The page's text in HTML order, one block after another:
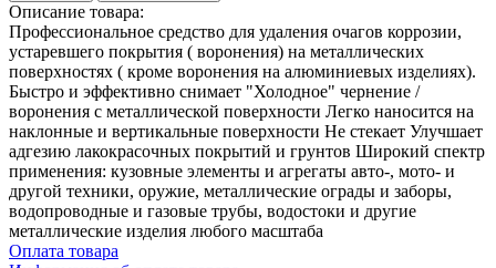
Описание товара:
Профессиональное средство для удаления очагов коррозии,
устаревшего покрытия ( воронения) на металлических
поверхностях ( кроме воронения на алюминиевых изделиях).
Быстро и эффективно снимает "Холодное" чернение /
воронения с металлической поверхности Легко наносится на
наклонные и вертикальные поверхности Не стекает Улучшает
адгезию лакокрасочных покрытий и грунтов Широкий спектр
применения: кузовные элементы и агрегаты авто-, мото- и
другой техники, оружие, металлические ограды и заборы,
водопроводные и газовые трубы, водостоки и другие
металлические изделия любого масштаба
Оплата товара